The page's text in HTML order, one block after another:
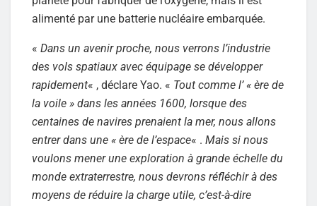
alimenté par une batterie nucléaire embarquée.
« Dans un avenir proche, nous verrons l’industrie
des vols spatiaux avec équipage se développer
rapidement« , déclare Yao. « Tout comme l’ « ère de
la voile » dans les années 1600, lorsque des
centaines de navires prenaient la mer, nous allons
entrer dans une « ère de l’espace« . Mais si nous
voulons mener une exploration à grande échelle du
monde extraterrestre, nous devrons réfléchir à des
moyens de réduire la charge utile, c’est-à-dire